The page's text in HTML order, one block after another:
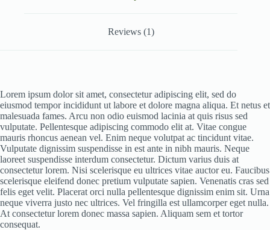
Reviews (1)
Lorem ipsum dolor sit amet, consectetur adipiscing elit, sed do
eiusmod tempor incididunt ut labore et dolore magna aliqua. Et netus et
malesuada fames. Arcu non odio euismod lacinia at quis risus sed
vulputate. Pellentesque adipiscing commodo elit at. Vitae congue
mauris rhoncus aenean vel. Enim neque volutpat ac tincidunt vitae.
Vulputate dignissim suspendisse in est ante in nibh mauris. Neque
laoreet suspendisse interdum consectetur. Dictum varius duis at
consectetur lorem. Nisi scelerisque eu ultrices vitae auctor eu. Faucibus
scelerisque eleifend donec pretium vulputate sapien. Venenatis cras sed
felis eget velit. Placerat orci nulla pellentesque dignissim enim sit. Urna
neque viverra justo nec ultrices. Vel fringilla est ullamcorper eget nulla.
At consectetur lorem donec massa sapien. Aliquam sem et tortor
consequat.